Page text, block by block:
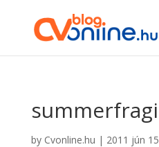
by Cvonline.hu | 2011 jún